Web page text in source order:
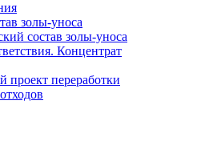
золы-уноса
состав золы-уноса
Концентрат
переработки